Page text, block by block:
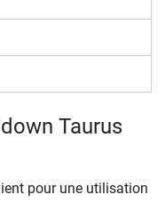
Taurus
pour une utilisation